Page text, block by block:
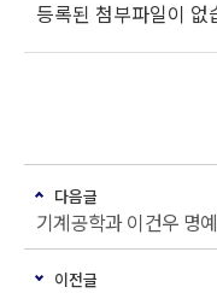
등록된 첨부파일이 없
다음글
이전글